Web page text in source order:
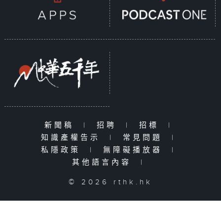
新聞稿 | 招聘 | 招標
|
知識產權告示
| 常見問題
|
私隱政策
| 無障礙播放器
|
其他語言內容
|
© 2026 rthk.hk